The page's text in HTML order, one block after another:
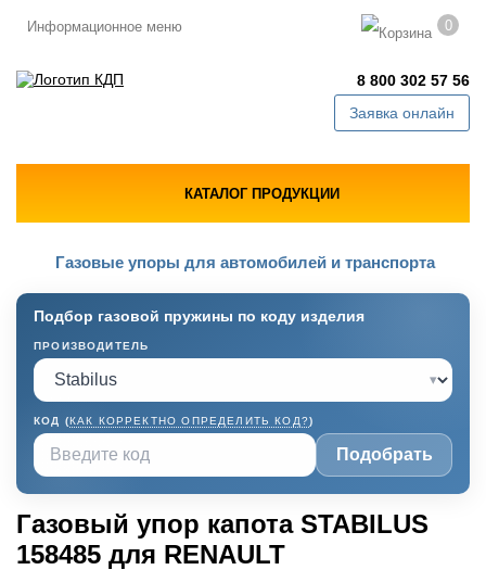
Информационное меню 0
8 800 302 57 56
Заявка онлайн
КАТАЛОГ ПРОДУКЦИИ
Газовые упоры для автомобилей и транспорта
Подбор газовой пружины по коду изделия
ПРОИЗВОДИТЕЛЬ
▾
КОД (КАК КОРРЕКТНО ОПРЕДЕЛИТЬ КОД?)
Подобрать
Газовый упор капота STABILUS
158485 для RENAULT